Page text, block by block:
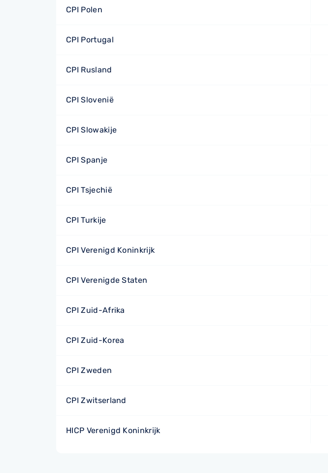
CPI Polen
CPI Portugal
CPI Rusland
CPI Slovenië
CPI Slowakije
CPI Spanje
CPI Tsjechië
CPI Turkije
CPI Verenigd Koninkrijk
CPI Verenigde Staten
CPI Zuid-Afrika
CPI Zuid-Korea
CPI Zweden
CPI Zwitserland
HICP Verenigd Koninkrijk